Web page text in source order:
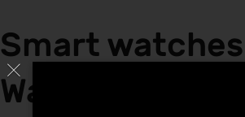
Smart
Watch Ultra 2